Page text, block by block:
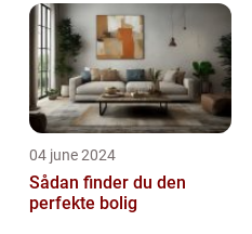
04 june 2024
Sådan finder du den
perfekte bolig